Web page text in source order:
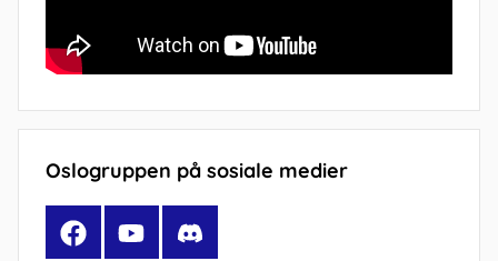
Oslogruppen på sosiale medier
FacebookYouTubeDiscord